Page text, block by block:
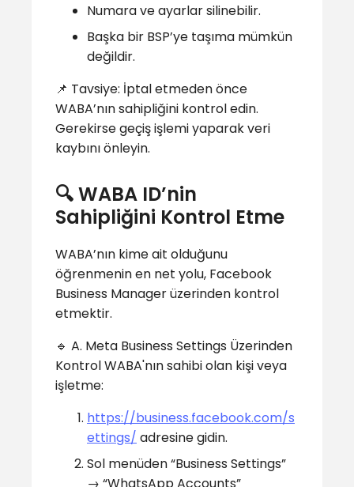
Numara ve ayarlar silinebilir.
Başka bir BSP’ye taşıma mümkün
değildir.
📌 Tavsiye: İptal etmeden önce
WABA’nın sahipliğini kontrol edin.
Gerekirse geçiş işlemi yaparak veri
kaybını önleyin.
🔍 WABA ID’nin
Sahipliğini Kontrol Etme
WABA’nın kime ait olduğunu
öğrenmenin en net yolu, Facebook
Business Manager üzerinden kontrol
etmektir.
🔹 A. Meta Business Settings Üzerinden
Kontrol WABA'nın sahibi olan kişi veya
işletme:
https://business.facebook.com/s
ettings/ adresine gidin.
Sol menüden “Business Settings”
→ “WhatsApp Accounts”